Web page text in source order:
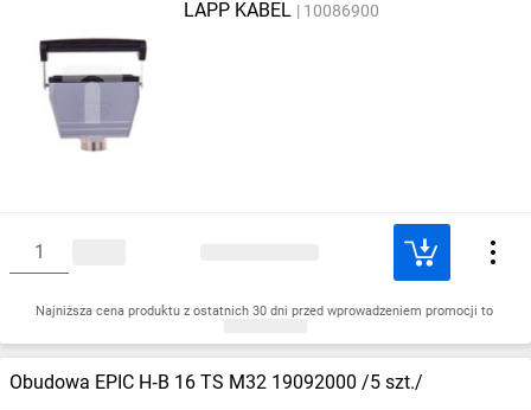
LAPP KABEL 10086900
Najniższa cena produktu z ostatnich 30 dni przed wprowadzeniem promocji to
Obudowa EPIC H‑B 16 TS M32 19092000 /5 szt./